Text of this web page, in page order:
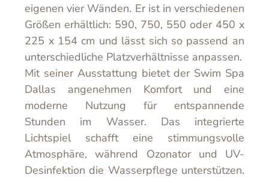
eigenen vier Wänden. Er ist in verschiedenen
Größen erhältlich: 590, 750, 550 oder 450 x
225 x 154 cm und lässt sich so passend an
unterschiedliche Platzverhältnisse anpassen.
Mit seiner Ausstattung bietet der Swim Spa
Dallas angenehmen Komfort und eine
moderne Nutzung für entspannende
Stunden im Wasser. Das integrierte
Lichtspiel schafft eine stimmungsvolle
Atmosphäre, während Ozonator und UV-
Desinfektion die Wasserpflege unterstützen.